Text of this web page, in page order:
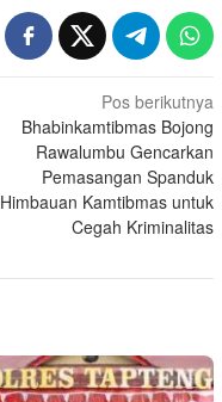
Pos berikutnya
Bhabinkamtibmas Bojong
Rawalumbu Gencarkan
Pemasangan Spanduk
Himbauan Kamtibmas untuk
Cegah Kriminalitas